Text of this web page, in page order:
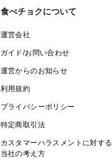
食べチョクについて
運営会社
ガイド/お問い合わせ
運営からのお知らせ
利用規約
プライバシーポリシー
特定商取引法
カスタマーハラスメントに対する
当社の考え方